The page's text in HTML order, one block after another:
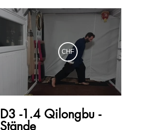
CHF
D3 -1.4 Qilongbu -
Stände